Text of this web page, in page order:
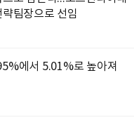
팀장으로 선임
에서 5.01%로 높아져